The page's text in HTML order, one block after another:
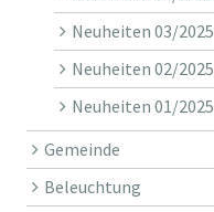
Neuheiten 03/2025
Neuheiten 02/2025
Neuheiten 01/2025
Gemeinde
Beleuchtung